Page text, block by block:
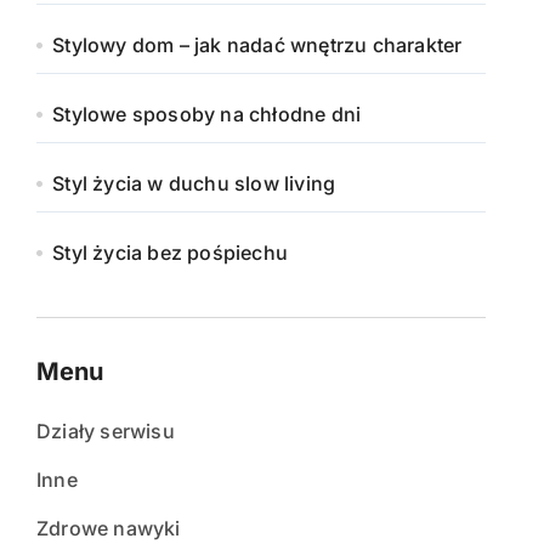
Stylowy dom – jak nadać wnętrzu charakter
Stylowe sposoby na chłodne dni
Styl życia w duchu slow living
Styl życia bez pośpiechu
Menu
Działy serwisu
Inne
Zdrowe nawyki